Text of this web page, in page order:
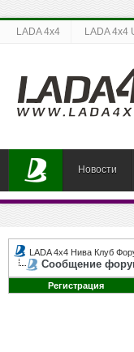
LADA 4x4 LADA 4x4
Новости
LADA 4x4 Нива Клуб
Сообщение
Регистрация